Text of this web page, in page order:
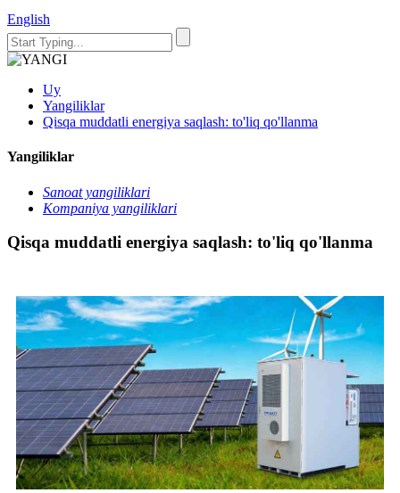
English
Uy
Yangiliklar
Qisqa muddatli energiya saqlash: to'liq qo'llanma
Yangiliklar
Sanoat yangiliklari
Kompaniya yangiliklari
Qisqa muddatli energiya saqlash: to'liq qo'llanma